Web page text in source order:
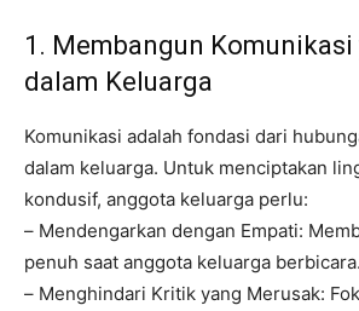
1. Membangun Komunikasi
dalam Keluarga
Komunikasi adalah fondasi dari
dalam keluarga. Untuk menciptakan
kondusif, anggota keluarga perlu:
– Mendengarkan dengan Empati:
penuh saat anggota keluarga berbicara.
– Menghindari Kritik yang Merusak: